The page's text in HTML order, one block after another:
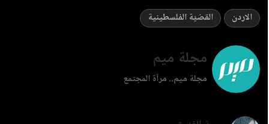
الاردن القضيّة الفلسطينية
مجلة ميم
مجلة ميم.. مرآة المجتمع